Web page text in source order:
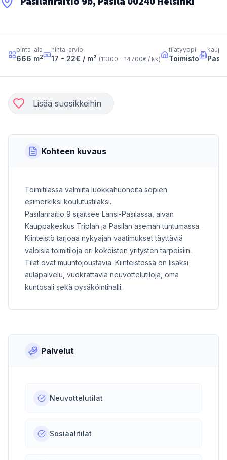
pinta-ala
666 m2
hinta-arvio
17 - 22€ / m² (11300 - 14700€ / kk)
tilatyyppi
Toimisto
Lisää suosikkeihin
Kohteen kuvaus
Toimitilassa valmiita luokkahuoneita sopien
esimerkiksi koulutustilaksi.
Pasilanraitio 9 sijaitsee Länsi-Pasilassa, aivan
Kauppakeskus Triplan ja Pasilan aseman tuntumassa.
Kiinteistö tarjoaa nykyajan vaatimukset täyttäviä
valoisia toimitiloja eri kokoisten yritysten tarpeisiin.
Tilat ovat muuntojoustavia. Kiinteistössä on lisäksi
aulapalvelu, vuokrattavia neuvottelutiloja, oma
kuntosali sekä pysäköintihalli.
Palvelut
Neuvottelutilat
Sosiaalitilat